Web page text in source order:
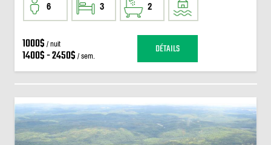
6 3 2
1000$ / nuit
1400$ - 2450$ / sem. DÉTAILS